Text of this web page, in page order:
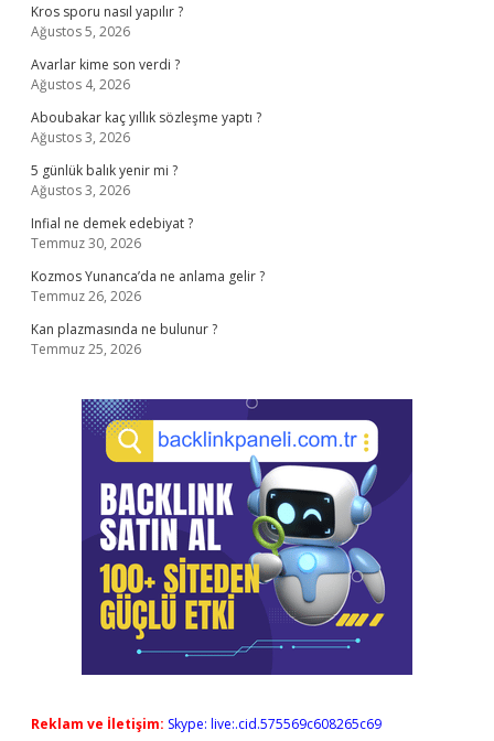
Kros sporu nasıl yapılır ?
Ağustos 5, 2026
Avarlar kime son verdi ?
Ağustos 4, 2026
Aboubakar kaç yıllık sözleşme yaptı ?
Ağustos 3, 2026
5 günlük balık yenir mi ?
Ağustos 3, 2026
Infial ne demek edebiyat ?
Temmuz 30, 2026
Kozmos Yunanca’da ne anlama gelir ?
Temmuz 26, 2026
Kan plazmasında ne bulunur ?
Temmuz 25, 2026
Reklam ve İletişim: Skype: live:.cid.575569c608265c69